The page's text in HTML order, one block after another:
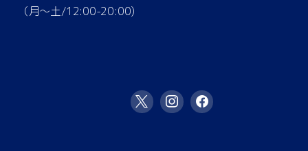
（月～土/12:00-20:00)